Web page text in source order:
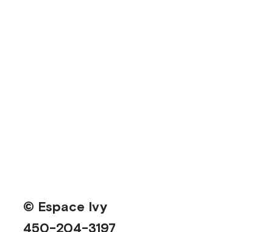
© Espace Ivy
450-204-3197